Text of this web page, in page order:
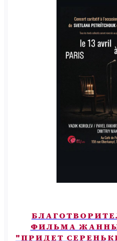
ФИЛЬМА
"ПРИДЕТ